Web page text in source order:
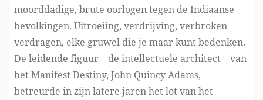
moorddadige, brute oorlogen tegen de Indiaanse
bevolkingen. Uitroeiing, verdrijving, verbroken
verdragen, elke gruwel die je maar kunt bedenken.
De leidende figuur – de intellectuele architect – van
het Manifest Destiny, John Quincy Adams,
betreurde in zijn latere jaren het lot van het